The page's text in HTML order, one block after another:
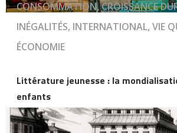
CONSOMMATION, CROISSANCE
INÉGALITÉS, INTERNATIONAL, VIE
ÉCONOMIE
Littérature jeunesse : la
enfants